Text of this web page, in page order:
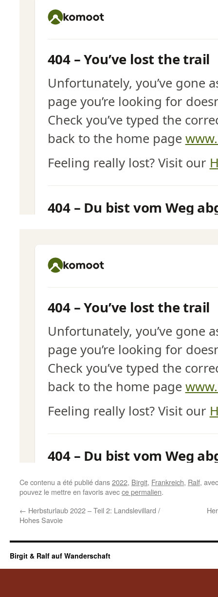
Ce contenu a été publié dans2022, Birgit, Frankreich, Ralf,
pouvez le mettre en favoris avecce permalien.
← Herbsturlaub 2022 – Teil 2: Landslevillard /
Hohes Savoie
Birgit & Ralf auf Wanderschaft